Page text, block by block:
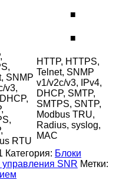
■
■
SNMP
v3,
RTU
HTTP, HTTPS,
Telnet, SNMP
v1/v2c/v3, IPv4,
DHCP, SMTP,
SMTPS, SNTP,
Modbus TRU,
Radius, syslog,
MAC
Категория: Блоки
управления SNR Метки: